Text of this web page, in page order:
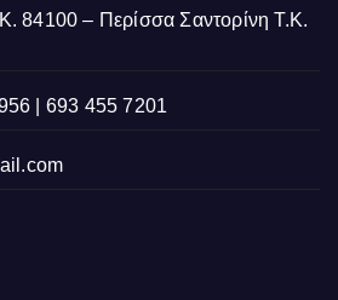
84100 – Περίσσα Σαντορίνη Τ.Κ.
| 693 455 7201